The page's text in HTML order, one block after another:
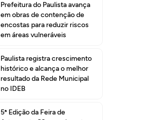
Prefeitura do Paulista avança
em obras de contenção de
encostas para reduzir riscos
em áreas vulneráveis
Paulista registra crescimento
histórico e alcança o melhor
resultado da Rede Municipal
no IDEB
5ª Edição da Feira de